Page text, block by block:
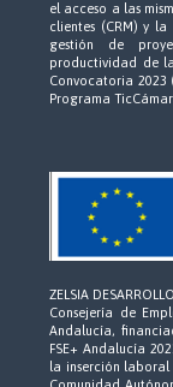
el acceso a las
clientes (CRM) y
gestión de
productividad de
Convocatoria
Programa
ZELSIA
Consejería de
Andalucía,
FSE+ Andalucía
la inserción